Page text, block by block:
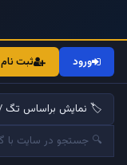
ورود ثبت نام